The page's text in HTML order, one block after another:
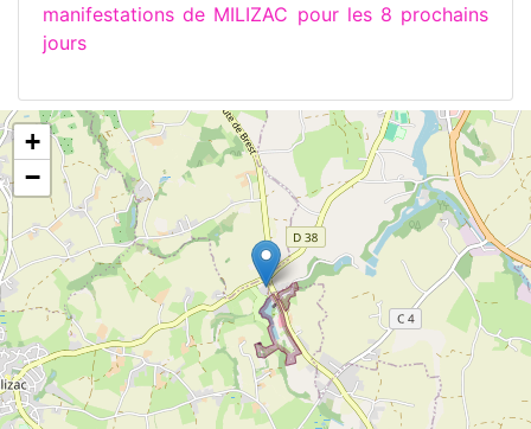
manifestations de MILIZAC pour les 8 prochains
jours
+
−